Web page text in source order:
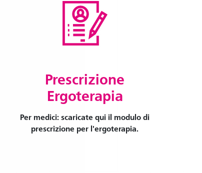
Prescrizione
Ergoterapia
Per medici: scaricate qui il modulo di
prescrizione per l'ergoterapia.